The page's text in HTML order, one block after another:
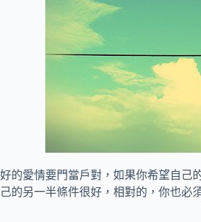
好的愛情要門當戶對，如果你希望自己
己的另一半條件很好，相對的，你也必